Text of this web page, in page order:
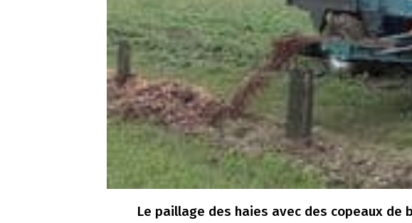
Le paillage des haies avec des copeaux